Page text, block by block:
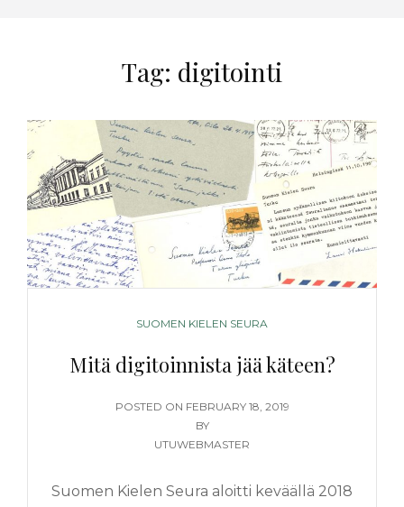
Tag: digitointi
CATEGORIES
SUOMEN KIELEN SEURA
Mitä digitoinnista jää käteen?
POSTED ON POSTED
ON
FEBRUARY 18, 2019
BY
UTUWEBMASTER
Suomen Kielen Seura aloitti keväällä 2018